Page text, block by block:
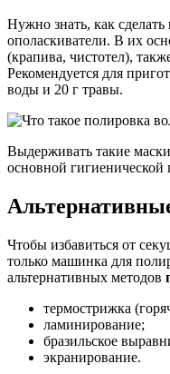
Нужно знать, как
ополаскиватели. В их
(крапива, чистотел),
Рекомендуется для
воды и 20 г травы.
Выдерживать такие
основной гигиенической
Чтобы избавиться от
только машинка для
альтернативных методов
термострижка
ламинирование;
бразильское
экранирование.